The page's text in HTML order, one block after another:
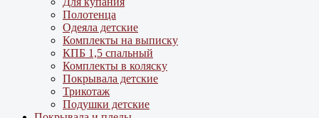
Полотенца
Одеяла детские
Комплекты на выписку
КПБ 1,5 спальный
Комплекты в коляску
Покрывала детские
Трикотаж
Подушки детские